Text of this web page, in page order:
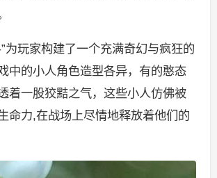
为玩家构建了一个充满奇幻与疯狂的
中的小人角色造型各异，有的憨态
着一股狡黠之气，这些小人仿佛被
命力,在战场上尽情地释放着他们的